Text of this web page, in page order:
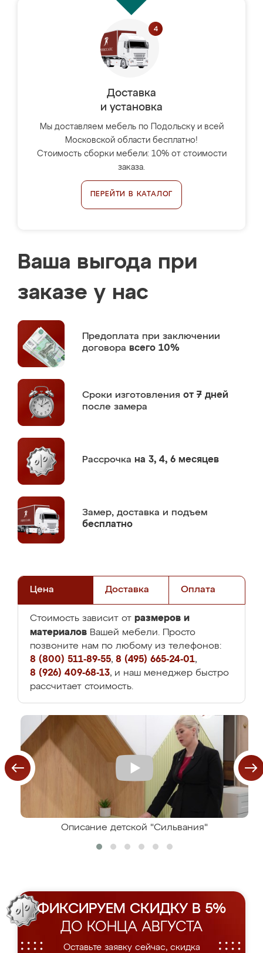
Доставка
и установка
Мы доставляем мебель по Подольску и всей
Московской области бесплатно!
Стоимость сборки мебели: 10% от стоимости
заказа.
ПЕРЕЙТИ В КАТАЛОГ
Ваша выгода при
заказе у нас
Предоплата при заключении
договора всего 10%
Сроки изготовления от 7 дней
после замера
Рассрочка на 3, 4, 6 месяцев
Замер, доставка и подъем
бесплатно
Цена Доставка Оплата
Стоимость зависит от размеров и
материалов Вашей мебели. Просто
позвоните нам по любому из телефонов:
8 (800) 511-89-55, 8 (495) 665-24-01,
8 (926) 409-68-13, и наш менеджер быстро
рассчитает стоимость.
Описание детской "Сильвания"
ФИКСИРУЕМ СКИДКУ В 5%
ДО КОНЦА АВГУСТА
Оставьте заявку сейчас, скидка